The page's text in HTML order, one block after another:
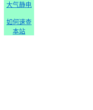
大气静电
如何速查
本站